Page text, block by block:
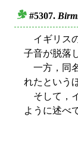
#5307.
イギリス
子音が脱落
一方，同
れたという
そして，
ように述べ